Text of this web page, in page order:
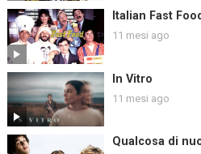
Italian Fast
11 mesi ago
In Vitro
11 mesi ago
Qualcosa di